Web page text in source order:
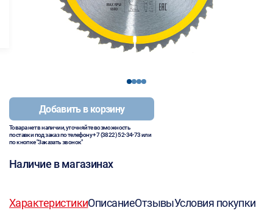
1234
Добавить в корзину
Товара нет в наличии, уточняйте возможность
поставки под заказ по телефону+7 (3822) 52-34-73или
по кнопке "Заказать звонок"
Наличие в магазинах
ХарактеристикиОписаниеОтзывыУсловия покупки